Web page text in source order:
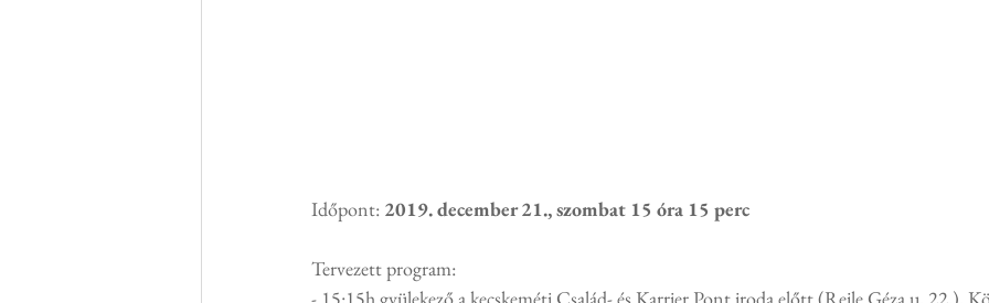
Időpont: 2019. december 21., szombat 15 óra 15 perc
Tervezett program: